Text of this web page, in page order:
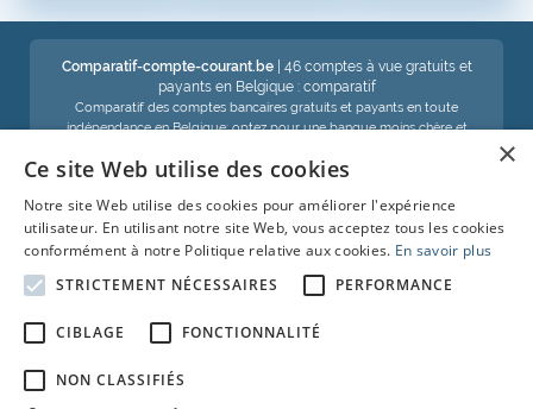
Comparatif-compte-courant.be| 46 comptes à vue gratuits et
payants en Belgique : comparatif
Comparatif des comptes bancaires gratuits et payants en toute
indépendance en Belgique: optez pour une banque moins chère et
Voir aussi :
×
Ce site Web utilise des cookies
Notre site Web utilise des cookies pour améliorer l'expérience
utilisateur. En utilisant notre site Web, vous acceptez tous les cookies
conformément à notre Politique relative aux cookies. En savoir plus
STRICTEMENT NÉCESSAIRES
PERFORMANCE
CIBLAGE FONCTIONNALITÉ
NON CLASSIFIÉS